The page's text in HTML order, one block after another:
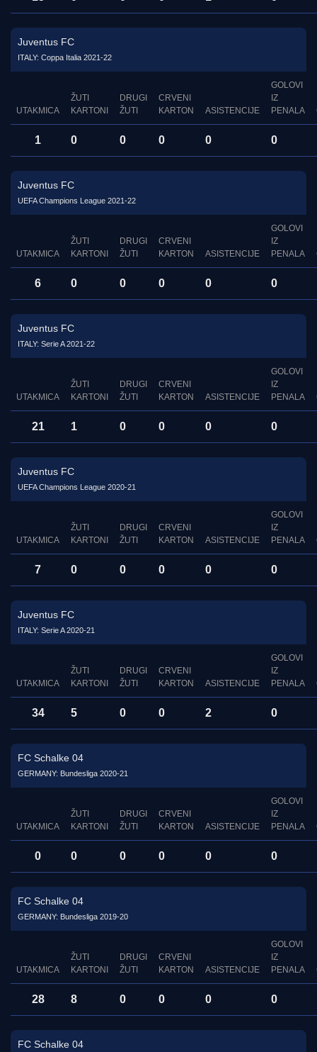
Juventus FC
ITALY: Coppa Italia 2021-22
UTAKMICA
ŽUTI
KARTONI
DRUGI
ŽUTI
CRVENI
KARTON
ASISTENCIJE
GOLOVI
IZ
PENALA
1 0 0 0 0 0
Juventus FC
UEFA Champions League 2021-22
UTAKMICA
ŽUTI
KARTONI
DRUGI
ŽUTI
CRVENI
KARTON
ASISTENCIJE
GOLOVI
IZ
PENALA
6 0 0 0 0 0
Juventus FC
ITALY: Serie A 2021-22
UTAKMICA
ŽUTI
KARTONI
DRUGI
ŽUTI
CRVENI
KARTON
ASISTENCIJE
GOLOVI
IZ
PENALA
21 1 0 0 0 0
Juventus FC
UEFA Champions League 2020-21
UTAKMICA
ŽUTI
KARTONI
DRUGI
ŽUTI
CRVENI
KARTON
ASISTENCIJE
GOLOVI
IZ
PENALA
7 0 0 0 0 0
Juventus FC
ITALY: Serie A 2020-21
UTAKMICA
ŽUTI
KARTONI
DRUGI
ŽUTI
CRVENI
KARTON
ASISTENCIJE
GOLOVI
IZ
PENALA
34 5 0 0 2 0
FC Schalke 04
GERMANY: Bundesliga 2020-21
UTAKMICA
ŽUTI
KARTONI
DRUGI
ŽUTI
CRVENI
KARTON
ASISTENCIJE
GOLOVI
IZ
PENALA
0 0 0 0 0 0
FC Schalke 04
GERMANY: Bundesliga 2019-20
UTAKMICA
ŽUTI
KARTONI
DRUGI
ŽUTI
CRVENI
KARTON
ASISTENCIJE
GOLOVI
IZ
PENALA
28 8 0 0 0 0
FC Schalke 04